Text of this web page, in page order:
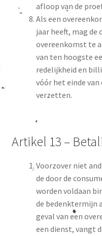
afloop van de
Als een
jaar heeft, mag de
overeenkomst te
van ten hoogste
redelijkheid en
vóór het einde van
verzetten.
Artikel 13 –
Voorzover niet
de door de
worden voldaan
de bedenktermijn
geval van een
een dienst, vangt